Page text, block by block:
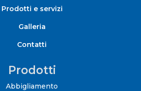
Prodotti e servizi
Galleria
Contatti
Prodotti
Abbigliamento